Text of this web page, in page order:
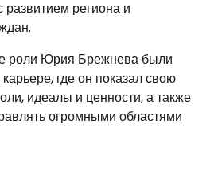
региона и
роли Юрия Брежнева были
где он показал свою
идеалы и ценности, а также
огромными областями